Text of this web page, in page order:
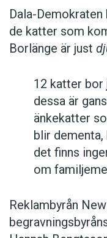
Dala-
de katter som
Borlänge är just
12 katter bor
dessa är
änkekatter
blir
det finns
om
Reklambyrån